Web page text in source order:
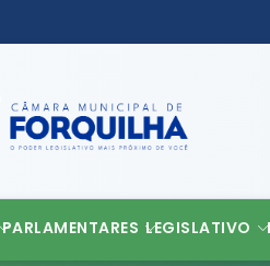
PARLAMENTARES LEGISLATIVO